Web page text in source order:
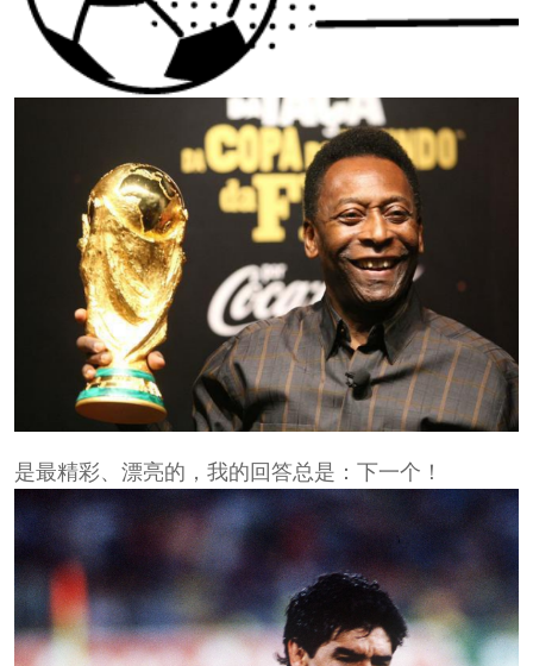
是最精彩、漂亮的，我的回答总是：下一个！